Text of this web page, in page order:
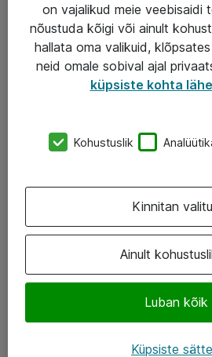
AS ATEA
+372 659 3591
Järvevana tee 7b, 10112 Tallinn
Facebook
on vajalikud meie veebisaidi
nõustuda kõigi või ainult
hallata oma valikuid,
neid omale sobival ajal
küpsiste kohta
Kohustuslik
Ainult
Luban kõik
Kinnitan
Küpsiste